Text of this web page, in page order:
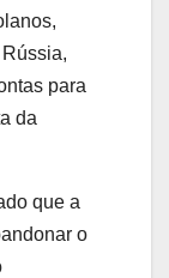
para
da
que a
o